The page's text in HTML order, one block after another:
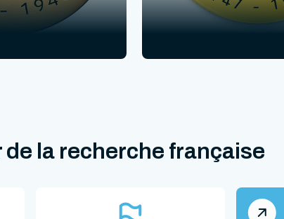
de la recherche française